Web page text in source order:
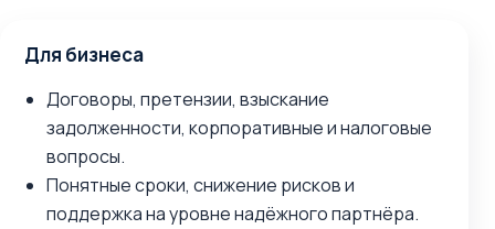
Для бизнеса
Договоры, претензии, взыскание
задолженности, корпоративные и налоговые
вопросы.
Понятные сроки, снижение рисков и
поддержка на уровне надёжного партнёра.